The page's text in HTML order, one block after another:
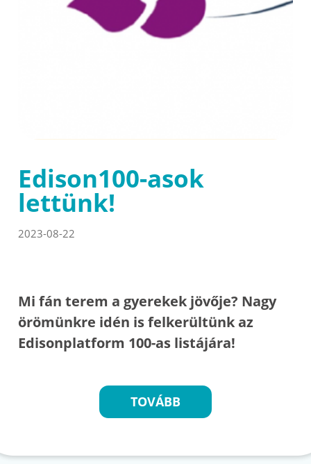
Edison100-asok
lettünk!
2023-08-22
Mi fán terem a gyerekek jövője? Nagy
örömünkre idén is felkerültünk az
Edisonplatform 100-as listájára!
TOVÁBB